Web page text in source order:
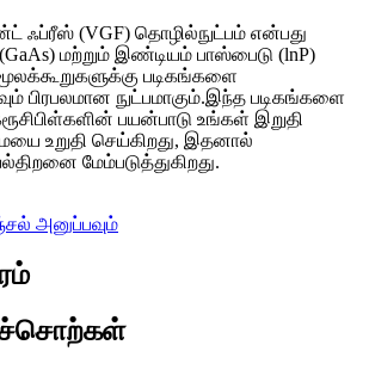
ஃப்ரீஸ் (VGF) தொழில்நுட்பம் என்பது
மற்றும் இண்டியம் பாஸ்பைடு (lnP)
படிகங்களை
பிரபலமான நுட்பமாகும்.இந்த படிகங்களை
பயன்பாடு உங்கள் இறுதி
உறுதி செய்கிறது, இதனால்
மேம்படுத்துகிறது.
அனுப்பவும்